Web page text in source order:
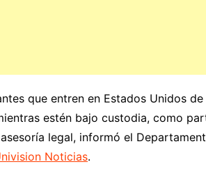
que entren en Estados Unidos
estén bajo custodia, como
legal, informó el
Noticias.